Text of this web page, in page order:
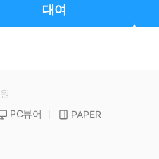
대여
PC뷰어
PAPER